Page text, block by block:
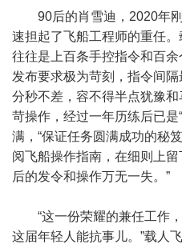
90后的肖雪迪，2020年
速担起了飞船工程师的重任
往往是上百条手控指令和百
发布要求极为苛刻，指令间
分秒不差，容不得半点犹豫
苛操作，经过一年历练后已是
满，“保证任务圆满成功的秘
阅飞船操作指南，在细则上
后的发令和操作万无一失。”
“这一份荣耀的兼任工作
这届年轻人能抗事儿。”载人